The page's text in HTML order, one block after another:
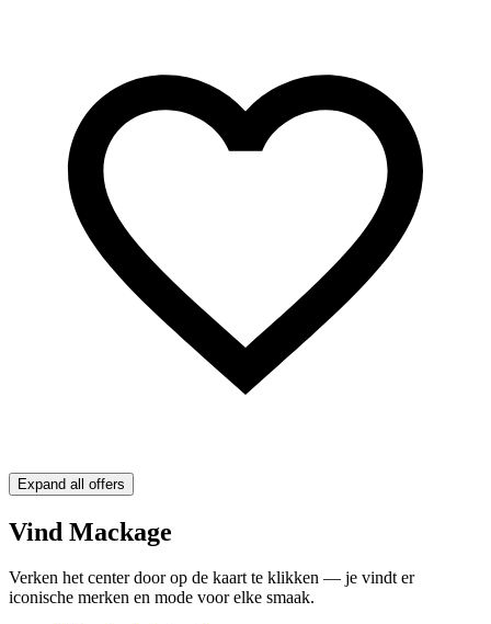
Expand all offers
Vind Mackage
Verken het center door op de kaart te klikken — je vindt er
iconische merken en mode voor elke smaak.